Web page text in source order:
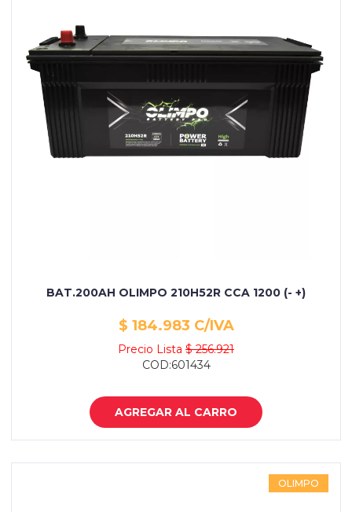
BAT.200AH OLIMPO 210H52R CCA 1200 (- +)
$ 184.983 C/IVA
Precio Lista $ 256.921
COD:601434
AGREGAR AL CARRO
OLIMPO